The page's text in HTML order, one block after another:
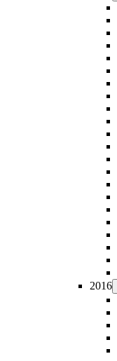
2016